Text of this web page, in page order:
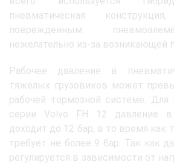
пневматическая
поврежденным
нежелательно из-за возникающей
Рабочее давление в
тяжелых грузовиков может
рабочей тормозной системе. Для
серии Volvo FH 12 давление в
доходит до 12 бар, в то время как
требует не более 9 бар. Так как
регулируется в зависимости от